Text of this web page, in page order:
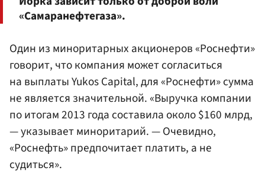
«Самаранефтегаза».
Один из миноритарных акционеров «Роснефти»
говорит, что компания может согласиться
на выплаты Yukos Capital, для «Роснефти» сумма
не является значительной. «Выручка компании
по итогам 2013 года составила около $160 млрд,
— указывает миноритарий. — Очевидно,
«Роснефть» предпочитает платить, а не
судиться».